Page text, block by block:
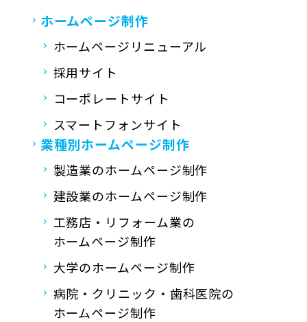
ホームページ制作
ホームページリニューアル
採用サイト
コーポレートサイト
スマートフォンサイト
業種別ホームページ制作
製造業のホームページ制作
建設業のホームページ制作
工務店・リフォーム業の
ホームページ制作
大学のホームページ制作
病院・クリニック・歯科医院の
ホームページ制作